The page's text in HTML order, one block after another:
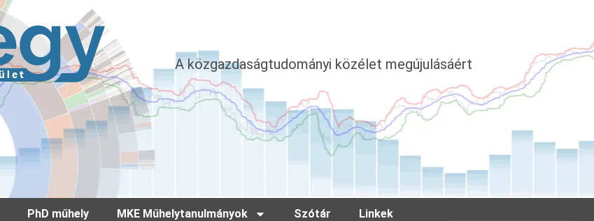
A közgazdaságtudományi közélet megújulásáért
PhD műhely MKE Műhelytanulmányok Szótár Linkek